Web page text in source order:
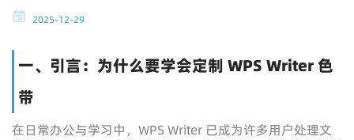
2025-12-29
一、引言：为什么要学会定制 WPS Writer 色
带
在日常办公与学习中，WPS Writer 已成为许多用户处理文